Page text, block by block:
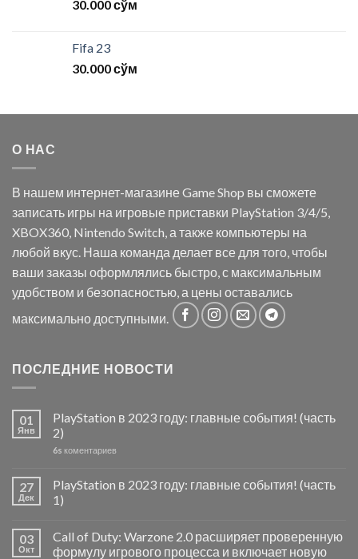
30.000сўм
Fifa 23
30.000сўм
О НАС
В нашем интернет-магазине Game Shop вы сможете
записать игры на игровые приставки PlayStation 3/4/5,
XBOX360, Nintendo Switch, а также компьютеры на
любой вкус. Наша команда делает все для того, чтобы
ваши заказы оформлялись быстро, с максимальным
удобством и безопасностью, а цены оставались
максимально доступными.
ПОСЛЕДНИЕ НОВОСТИ
01
Янв
PlayStation в 2023 году: главные события! (часть
2)
6s коментариев
27
Дек
PlayStation в 2023 году: главные события! (часть
1)
03
Окт
Call of Duty: Warzone 2.0 расширяет проверенную
формулу игрового процесса и включает новую